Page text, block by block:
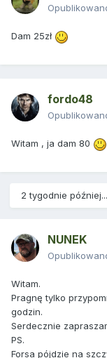
Dam 25zł
fordo48
Witam , ja dam 80
2 tygodnie później...
NUNEK
Witam.
Pragnę tylko
godzin.
Serdecznie
PS.
Forsa pójdzie na